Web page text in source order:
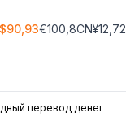
$90,93€100,8CN¥12,72
перевод денег